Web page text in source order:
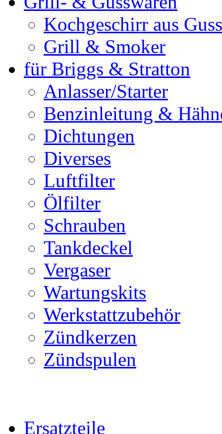
Kochgeschirr aus
Grill & Smoker
für Briggs & Stratton
Anlasser/Starter
Benzinleitung &
Dichtungen
Diverses
Luftfilter
Ölfilter
Schrauben
Tankdeckel
Vergaser
Wartungskits
Werkstattzubehör
Zündkerzen
Zündspulen
Ersatzteile